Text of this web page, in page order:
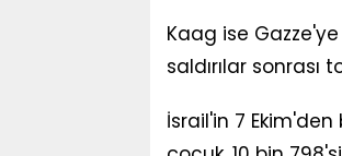
Kaag ise
saldırılar sonrası
İsrail'in 7